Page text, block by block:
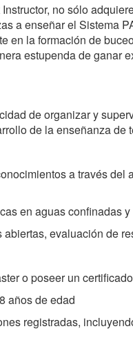
no sólo
a enseñar el Sistema
en la formación de
estupenda de ganar
de organizar y
de la enseñanza de
a través del
en aguas confinadas
abiertas, evaluación de
o poseer un
años de edad
registradas,
telle
Web
Ces